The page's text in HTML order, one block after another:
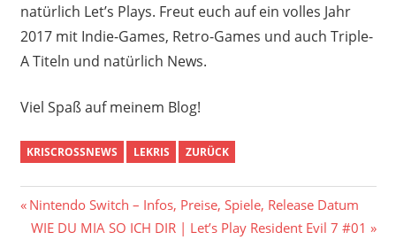
natürlich Let’s Plays. Freut euch auf ein volles Jahr
2017 mit Indie-Games, Retro-Games und auch Triple-
A Titeln und natürlich News.
Viel Spaß auf meinem Blog!
KRISCROSSNEWS LEKRIS ZURÜCK
Beitragsnavigation
Vorheriger
Beitrag:
Nintendo Switch – Infos, Preise, Spiele, Release Datum
Nächster
WIE DU MIA SO ICH DIR | Let’s Play Resident Evil 7 #01